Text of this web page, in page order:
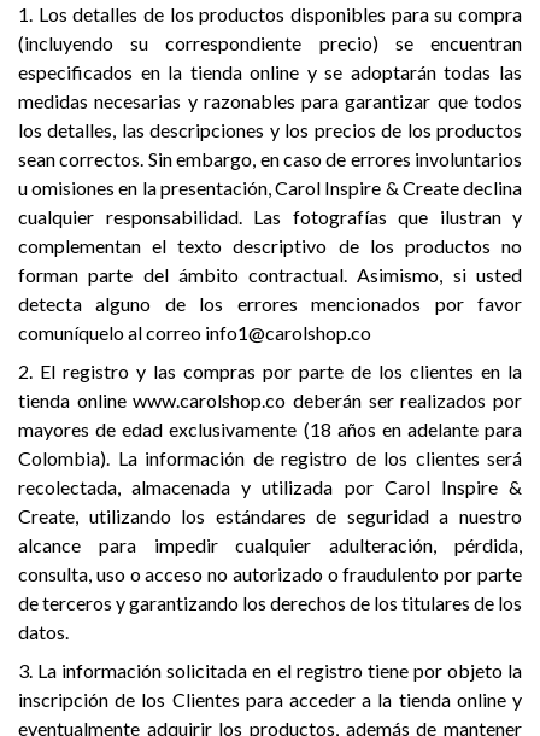
1. Los detalles de los productos disponibles para su compra
(incluyendo su correspondiente precio) se encuentran
especificados en la tienda online y se adoptarán todas las
medidas necesarias y razonables para garantizar que todos
los detalles, las descripciones y los precios de los productos
sean correctos. Sin embargo, en caso de errores involuntarios
u omisiones en la presentación, Carol Inspire & Create declina
cualquier responsabilidad. Las fotografías que ilustran y
complementan el texto descriptivo de los productos no
forman parte del ámbito contractual. Asimismo, si usted
detecta alguno de los errores mencionados por favor
comuníquelo al correo info1@carolshop.co
2. El registro y las compras por parte de los clientes en la
tienda online www.carolshop.co deberán ser realizados por
mayores de edad exclusivamente (18 años en adelante para
Colombia). La información de registro de los clientes será
recolectada, almacenada y utilizada por Carol Inspire &
Create, utilizando los estándares de seguridad a nuestro
alcance para impedir cualquier adulteración, pérdida,
consulta, uso o acceso no autorizado o fraudulento por parte
de terceros y garantizando los derechos de los titulares de los
datos.
3. La información solicitada en el registro tiene por objeto la
inscripción de los Clientes para acceder a la tienda online y
eventualmente adquirir los productos, además de mantener